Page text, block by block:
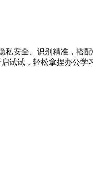
安全、识别精准，搭配
试试，轻松拿捏办公学